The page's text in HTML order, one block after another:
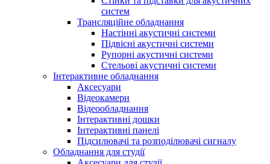
систем
Трансляційне обладнання
Настінні акустичні системи
Підвісні акустичні системи
Рупорні акустичні системи
Стельові акустичні системи
Інтерактивне обладнання
Аксесуари
Відеокамери
Відеообладнання
Інтерактивні дошки
Інтерактивні панелі
Підсилювачі та розподілювачі сигналу
Обладнання для студії